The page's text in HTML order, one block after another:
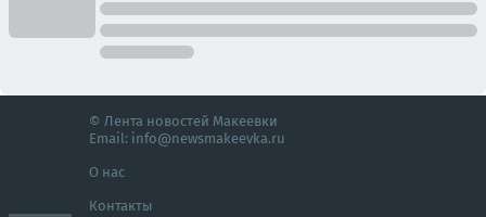
© Лента новостей Макеевки
Email: info@newsmakeevka.ru
О нас
Контакты